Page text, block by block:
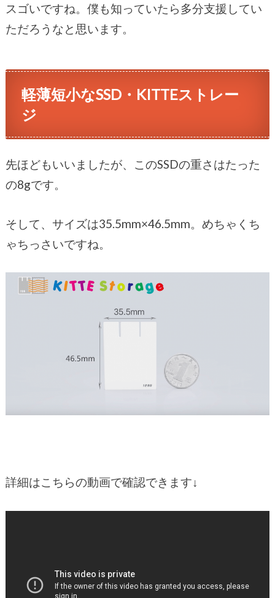
スゴいですね。僕も知っていたら多分支援してい
ただろうなと思います。
軽薄短小なSSD・KITTEストレー
ジ
先ほどもいいましたが、このSSDの重さはたった
の8gです。
そして、サイズは35.5mm×46.5mm。めちゃくち
ゃちっさいですね。
詳細はこちらの動画で確認できます↓